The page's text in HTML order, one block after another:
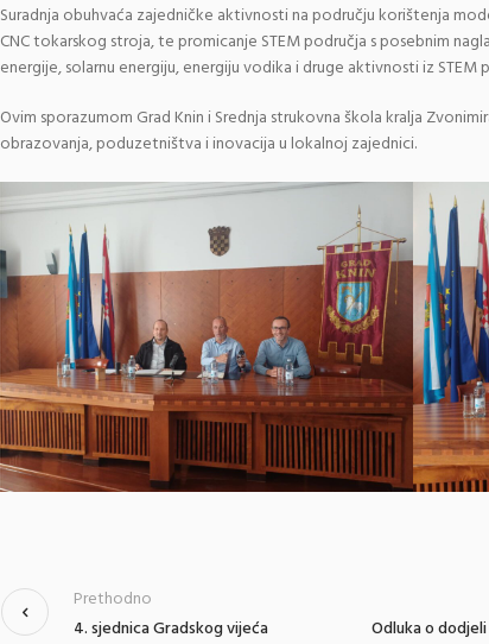
Suradnja obuhvaća zajedničke aktivnosti na području korištenja
CNC tokarskog stroja, te promicanje STEM područja s posebnim
energije, solarnu energiju, energiju vodika i druge aktivnosti iz STEM
Ovim sporazumom Grad Knin i Srednja strukovna škola kralja
obrazovanja, poduzetništva i inovacija u lokalnoj zajednici.
4. sjednica Gradskog vijeća
Prethodno
Odluka o